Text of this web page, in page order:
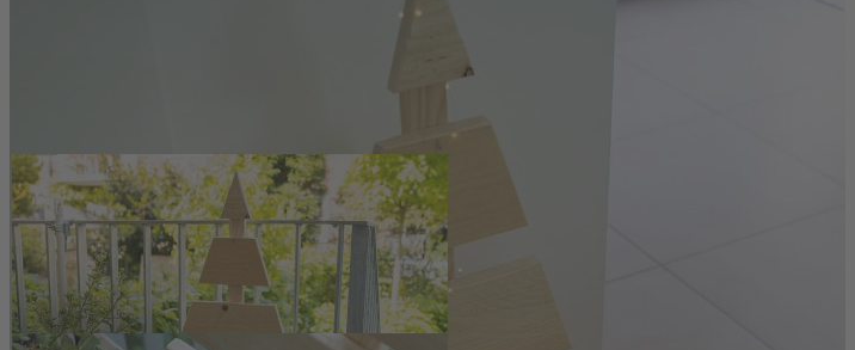
Zum Anfang der Bildergalerie springen
Artikelnr. 140638
Holz-Tannenbaum mit Dekokasten
69,50 € inkl. MwSt.
62,00 € Vorteilspreis Abonnenten